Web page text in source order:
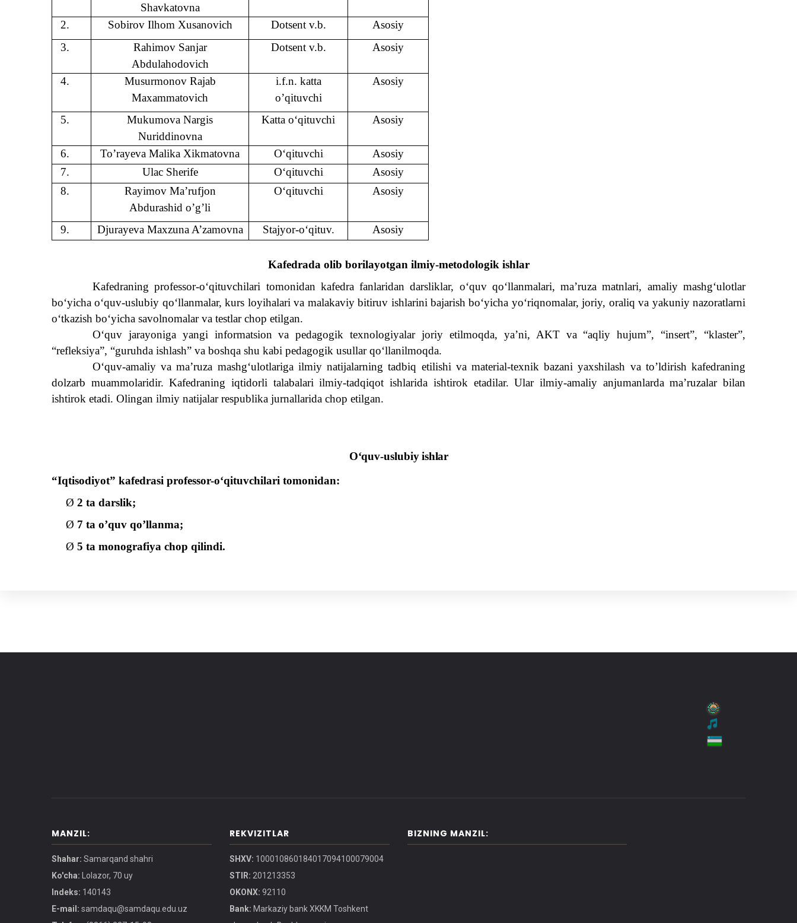
Shavkatovna
2. Sobirov Ilhom Xusanovich Dotsent v.b.
Asosiy
3.
Rahimov Sanjar
Abdulahodovich
Dotsent v.b. Asosiy
4.
Musurmonov Rajab
Maxammatovich
i.f.n. katta
o’qituvchi
Asosiy
5.
Mukumova Nargis
Nuriddinovna
Katta o‘qituvchi Asosiy
6. To’rayeva Malika Xikmatovna O‘qituvchi
Asosiy
7.
Ulac Sherife O‘qituvchi
Asosiy
8.
Rayimov Ma’rufjon
Abdurashid o’g’li
O‘qituvchi Asosiy
9. Djurayeva Maxzuna A’zamovna Stajyor-o‘qituv. Asosiy
Kafedrada olib borilayotgan ilmiy-metodologik ishlar
Kafedraning professor-o‘qituvchilari tomonidan kafedra fanlaridan darsliklar, o‘quv qo‘llanmalari, ma’ruza matnlari, amaliy mashg‘ulotlar
bo‘yicha o‘quv-uslubiy qo‘llanmalar, kurs loyihalari va malakaviy bitiruv ishlarini bajarish bo‘yicha yo‘riqnomalar, joriy, oraliq va yakuniy nazoratlarni
o‘tkazish bo‘yicha savolnomalar va testlar chop etilgan.
O‘quv jarayoniga yangi informatsion va pedagogik texnologiyalar joriy etilmoqda, ya’ni, AKT va “aqliy hujum”, “insert”, “klaster”,
“refleksiya”, “guruhda ishlash” va boshqa shu kabi pedagogik usullar qo‘llanilmoqda.
O‘quv-amaliy va ma’ruza mashg‘ulotlariga ilmiy natijalarning tadbiq etilishi va material-texnik bazani yaxshilash va to’ldirish kafedraning
dolzarb muammolaridir. Kafedraning iqtidorli talabalari ilmiy-tadqiqot ishlarida ishtirok etadilar. Ular ilmiy-amaliy anjumanlarda ma’ruzalar bilan
ishtirok etadi. Olingan ilmiy natijalar respublika jurnallarida chop etilgan.
Oʻquv-uslubiy ishlar
“Iqtisodiyot” kafedrasi professor-oʻqituvchilari tomonidan:
Ø 2 ta darslik;
Ø 7 ta o’quv qo’llanma;
Ø 5 ta monografiya chop qilindi.
MANZIL:
Shahar: Samarqand shahri
Ko'cha: Lolazor, 70 uy
Indeks: 140143
E-mail: samdaqu@samdaqu.edu.uz
REKVIZITLAR
SHXV: 100010860184017094100079004
STIR: 201213353
OKONX: 92110
Bank: Markaziy bank XKKM Toshkent
BIZNING MANZIL: